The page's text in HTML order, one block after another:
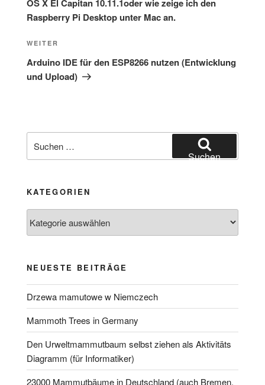
OS X El Capitan 10.11.1oder wie zeige ich den
Raspberry Pi Desktop unter Mac an.
Nächster
Beitrag
WEITER
Arduino IDE für den ESP8266 nutzen (Entwicklung
und Upload)
nach:
Suchen
KATEGORIEN
NEUESTE BEITRÄGE
Drzewa mamutowe w Niemczech
Mammoth Trees in Germany
Den Urweltmammutbaum selbst ziehen als Aktivitäts
Diagramm (für Informatiker)
23000 Mammutbäume in Deutschland (auch Bremen,